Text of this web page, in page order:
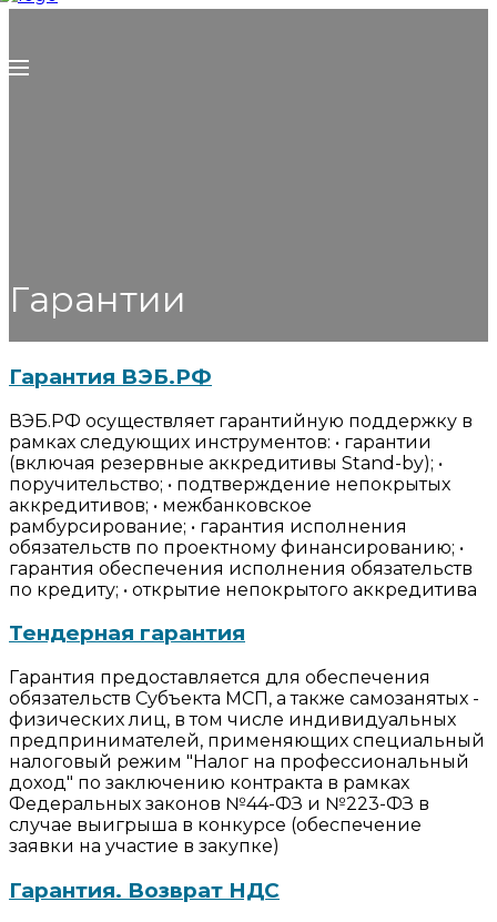
Гарантии
Гарантия ВЭБ.РФ
ВЭБ.РФ осуществляет гарантийную поддержку в
рамках следующих инструментов: • гарантии
(включая резервные аккредитивы Stand-by); •
поручительство; • подтверждение непокрытых
аккредитивов; • межбанковское
рамбурсирование; • гарантия исполнения
обязательств по проектному финансированию; •
гарантия обеспечения исполнения обязательств
по кредиту; • открытие непокрытого аккредитива
Тендерная гарантия
Гарантия предоставляется для обеспечения
обязательств Субъекта МСП, а также самозанятых -
физических лиц, в том числе индивидуальных
предпринимателей, применяющих специальный
налоговый режим "Налог на профессиональный
доход" по заключению контракта в рамках
Федеральных законов №44-ФЗ и №223-ФЗ в
случае выигрыша в конкурсе (обеспечение
заявки на участие в закупке)
Гарантия. Возврат НДС